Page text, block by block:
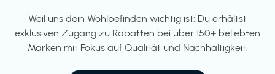
Weil uns dein Wohlbefinden wichtig ist: Du erhältst
exklusiven Zugang zu Rabatten bei über 150+ beliebten
Marken mit Fokus auf Qualität und Nachhaltigkeit.